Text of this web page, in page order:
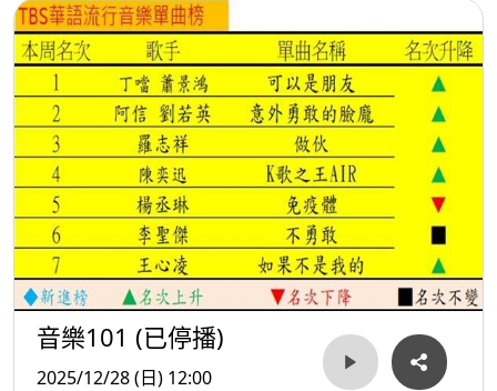
音樂101 (已停播)
2025/12/28 (日) 12:00